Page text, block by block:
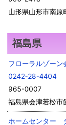
山形県山形市南
福島県
フローラルゾーン
0242-28-4404
965-0007
福島県会津若松市
ホームセンター